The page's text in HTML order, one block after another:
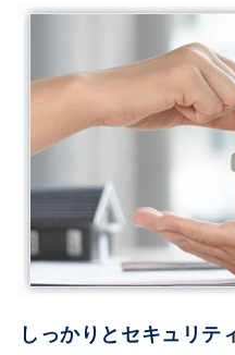
しっかりとセキュリテ